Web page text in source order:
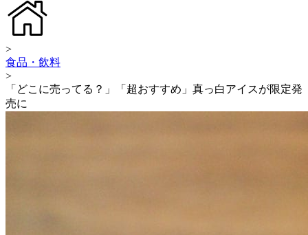
>
食品・飲料
>
「どこに売ってる？」「超おすすめ」真っ白アイスが限定発
売に